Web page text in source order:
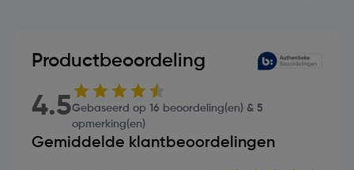
Productbeoordeling
4.5Gebaseerd op 16 beoordeling(en) & 5
opmerking(en)
Gemiddelde klantbeoordelingen